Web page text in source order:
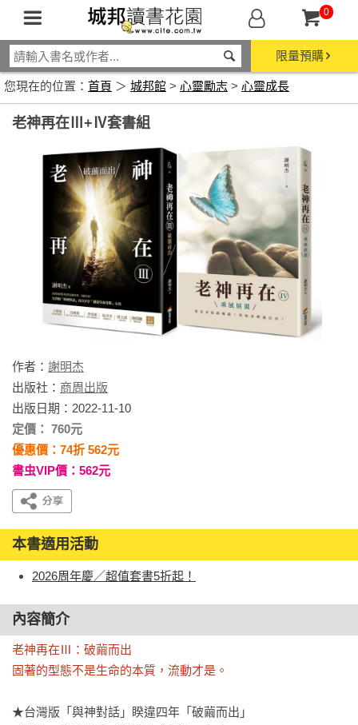
0
限量預購
您現在的位置： 首頁 ＞ 城邦館 > 心靈勵志 > 心靈成長
老神再在Ⅲ+Ⅳ套書組
作者： 謝明杰
出版社： 商周出版
出版日期：2022-11-10
定價： 760元
優惠價：74折 562元
書虫VIP價：562元
本書適用活動
2026周年慶／超值套書5折起！
內容簡介
老神再在Ⅲ：破繭而出
固著的型態不是生命的本質，流動才是。
★台灣版「與神對話」睽違四年「破繭而出」